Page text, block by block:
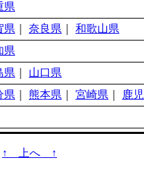
県
県 奈良県
和歌山県
県
県
山口県
県 熊本県 宮崎県
鹿
↑ 上へ ↑